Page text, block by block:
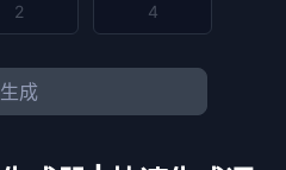
2 4
生成